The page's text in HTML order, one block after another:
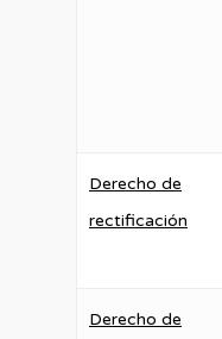
Derecho de
rectificación
Derecho de